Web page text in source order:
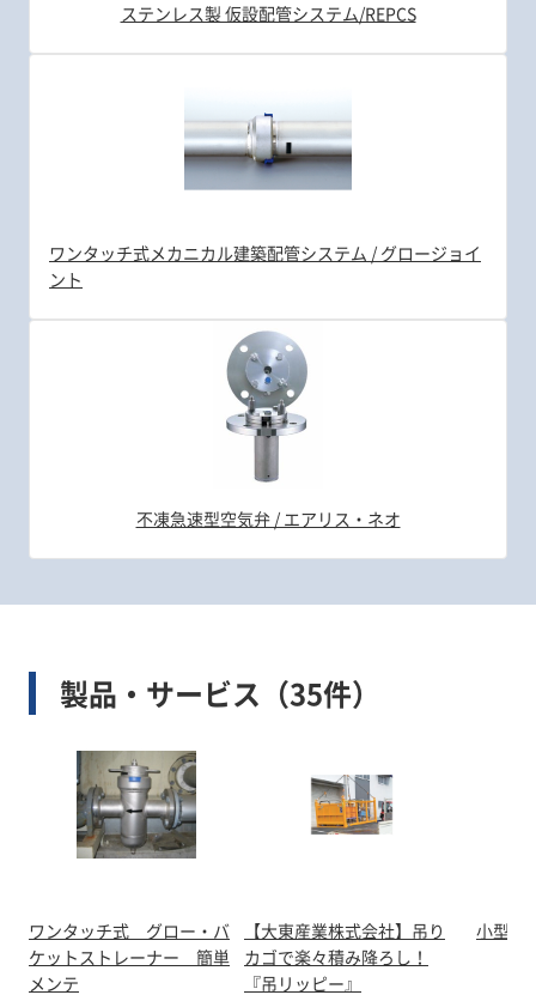
ステンレス製 仮設配管システム/REPCS
ワンタッチ式メカニカル建築配管システム / グロージョイ
ント
不凍急速型空気弁 / エアリス・ネオ
製品・サービス（35件）
ワンタッチ式 グロー・バ
ケットストレーナー 簡単
メンテ
【大東産業株式会社】吊り
カゴで楽々積み降ろし！
『吊リッピー』
小型急